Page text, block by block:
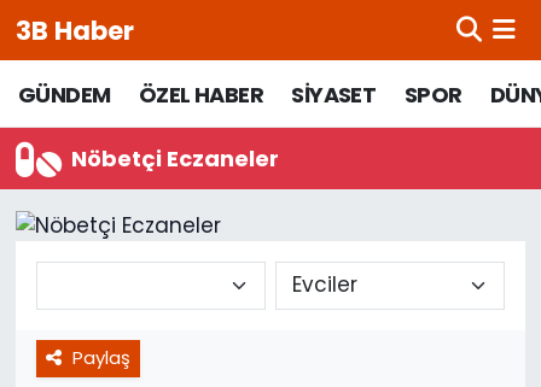
3B Haber
GÜNDEM ÖZEL HABER SİYASET SPOR
Nöbetçi Eczaneler
Paylaş
Beypazarı Hava Durumu
Beypazarı Trafik Yoğunluk Haritası
Süper Lig Puan Durumu ve Fikstür
Son Dakika Haberleri